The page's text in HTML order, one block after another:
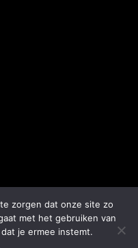
zorgen dat onze site zo
met het gebruiken van
je ermee instemt.